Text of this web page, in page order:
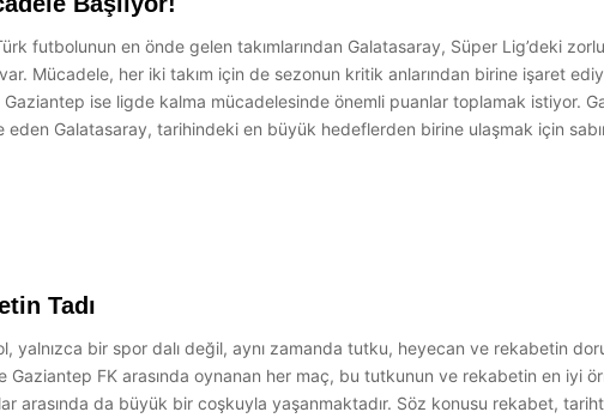
futbolunun en önde gelen takımlarından Galatasaray, Süper Lig’deki
Mücadele, her iki takım için de sezonun kritik anlarından birine işaret
ise ligde kalma mücadelesinde önemli puanlar toplamak istiyor.
eden Galatasaray, tarihindeki en büyük hedeflerden birine ulaşmak için
Tadı
yalnızca bir spor dalı değil, aynı zamanda tutku, heyecan ve rekabetin
FK arasında oynanan her maç, bu tutkunun ve rekabetin en iyi
arasında da büyük bir coşkuyla yaşanmaktadır. Söz konusu rekabet,